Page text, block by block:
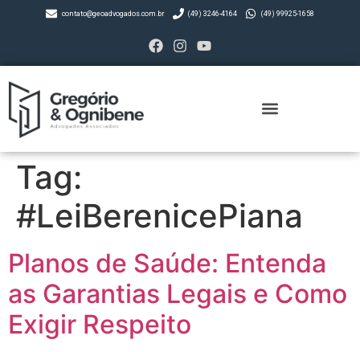
contato@geoadvogados.com.br (49) 3246-4164 (49) 99925-1658
Tag:
#LeiBerenicePiana
Planos de Saúde: Entenda
as Garantias Legais e Como
Exigir Respeito